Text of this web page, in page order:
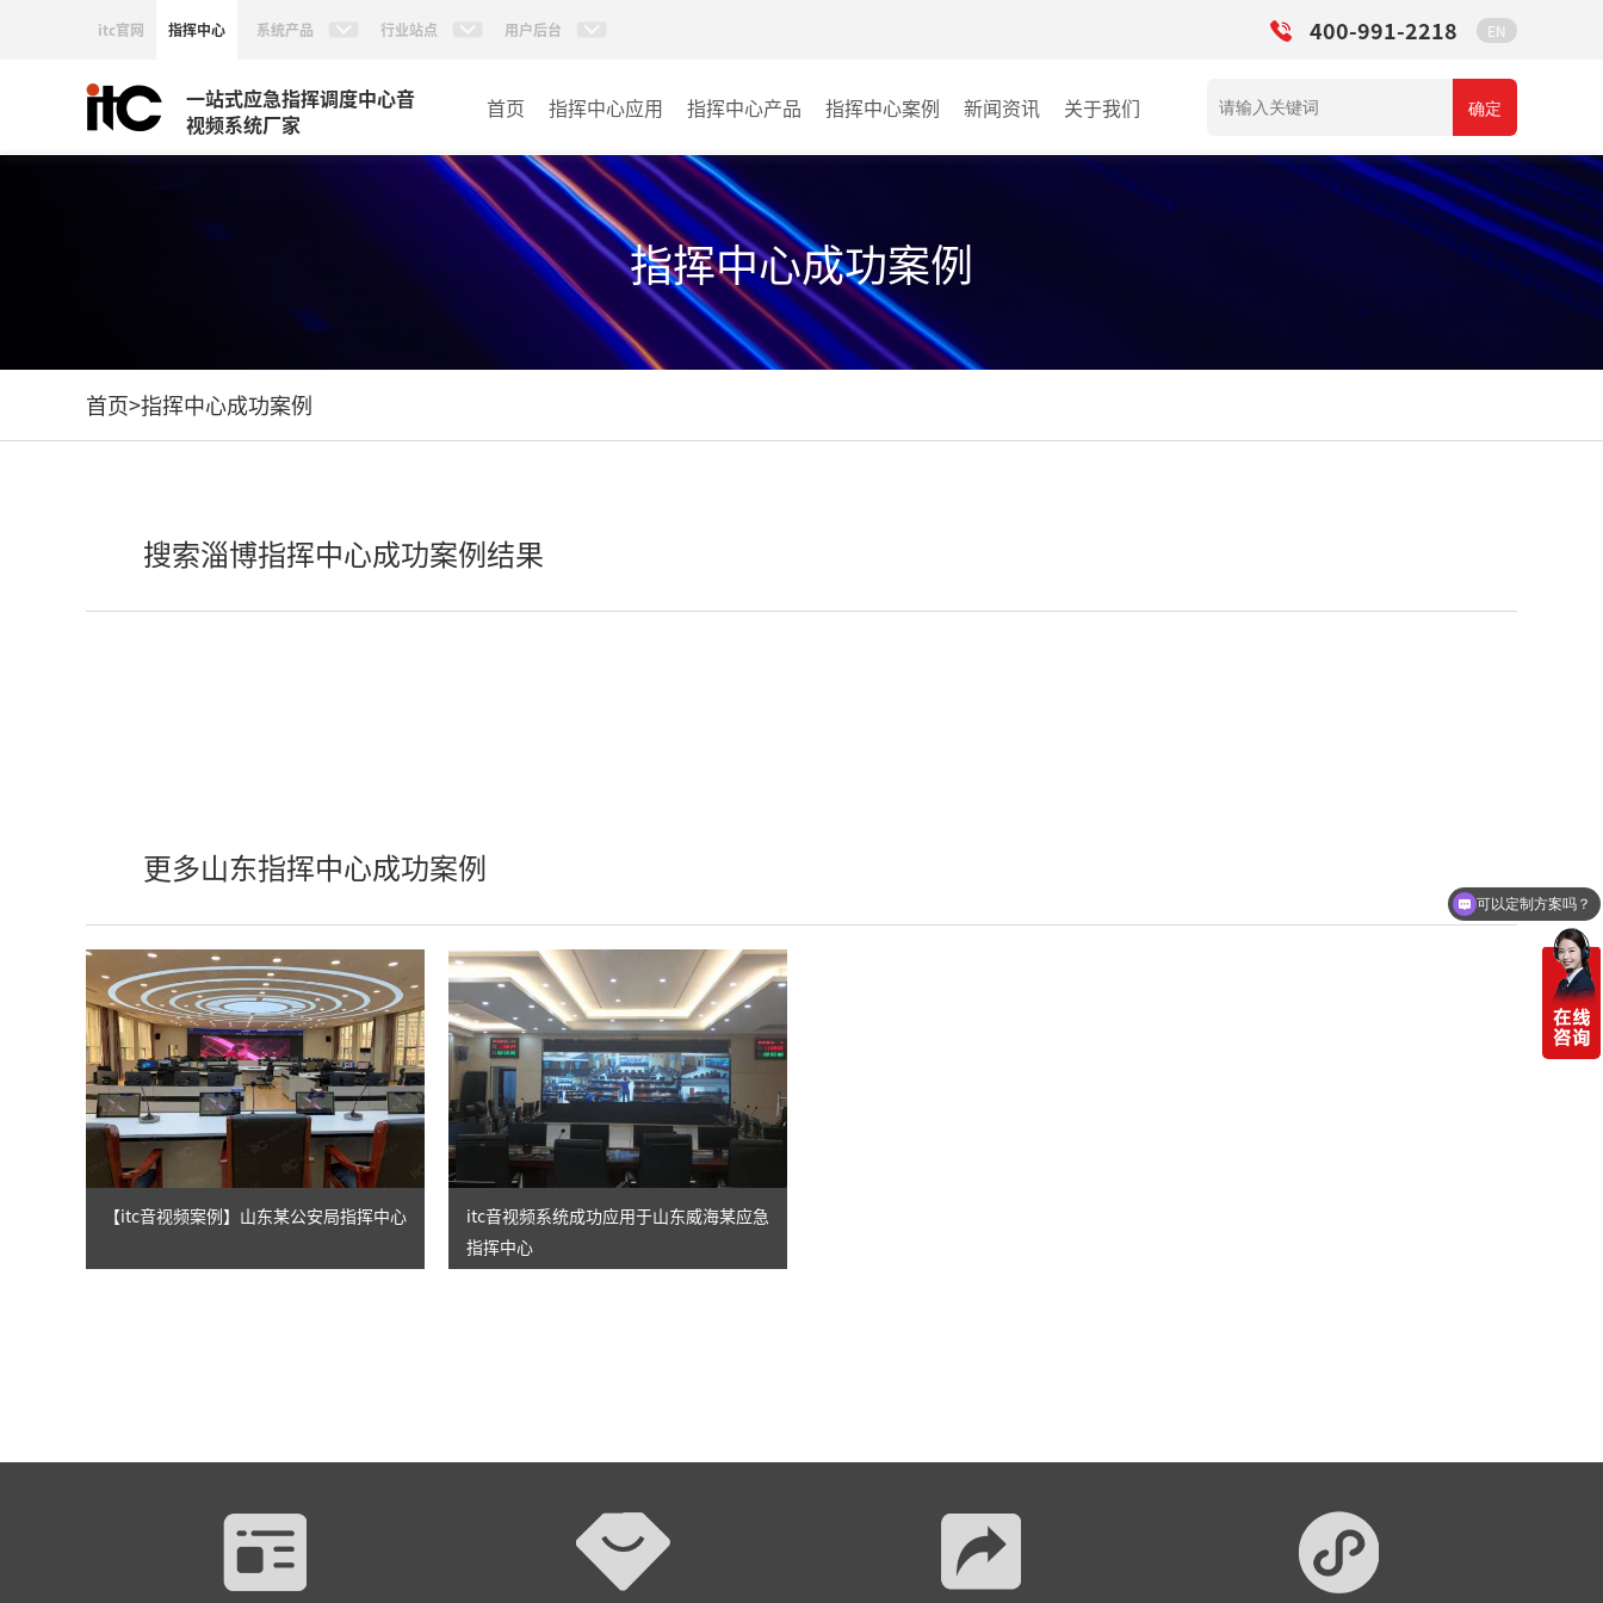
itc官网 指挥中心 系统产品 行业站点 用户后台 400-991-2218 EN
一站式应急指挥调度中心音
视频系统厂家
首页 指挥中心应用 指挥中心产品
KVM坐席管理系统
AI智慧分布式系统
无感调度系统
AI指挥调度系统
指挥中心案例
政府指挥中心
大数据指挥中心
监控指挥中心
新闻资讯 关于我们 确定
指挥中心成功案例
首页>指挥中心成功案例
搜索淄博指挥中心成功案例结果
更多山东指挥中心成功案例
【itc音视频案例】山东某公安局指挥中心
itc音视频系统成功应用于山东威海某应急
指挥中心
可以定制方案吗？